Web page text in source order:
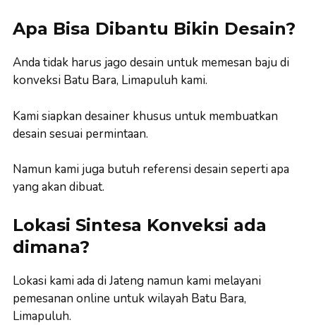
Apa Bisa Dibantu Bikin Desain?
Anda tidak harus jago desain untuk memesan baju di
konveksi Batu Bara, Limapuluh kami.
Kami siapkan desainer khusus untuk membuatkan
desain sesuai permintaan.
Namun kami juga butuh referensi desain seperti apa
yang akan dibuat.
Lokasi Sintesa Konveksi ada
dimana?
Lokasi kami ada di Jateng namun kami melayani
pemesanan online untuk wilayah Batu Bara,
Limapuluh.